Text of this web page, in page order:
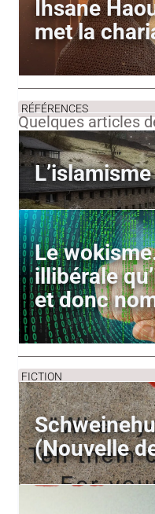
Ihsane
met la
RÉFÉRENCES
Quelques articles
Le
illibérale
et donc
FICTION
(Nouvelle